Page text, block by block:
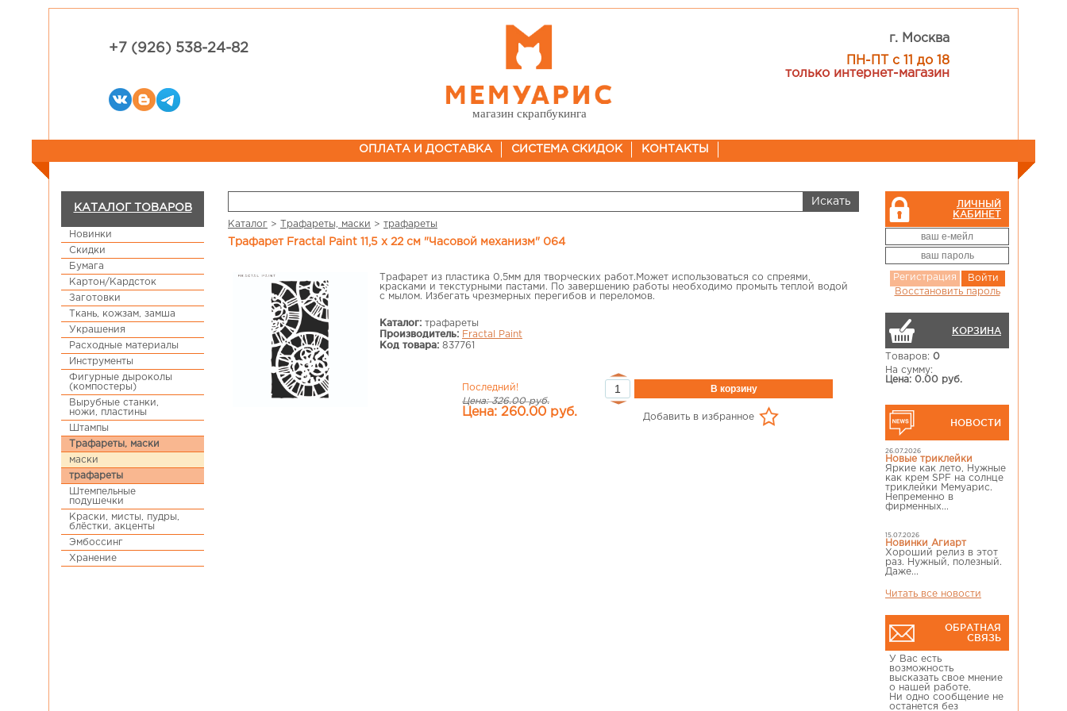
+7 (926) 538-24-82
магазин скрапбукинга
г. Москва
ПН-ПТ с 11 до 18
только интернет-магазин
ОПЛАТА И ДОСТАВКА СИСТЕМА СКИДОК КОНТАКТЫ
КАТАЛОГ ТОВАРОВ
Новинки
Скидки
Бумага
Картон/Кардсток
Заготовки
Ткань, кожзам, замша
Украшения
Расходные материалы
Инструменты
Фигурные дыроколы
(компостеры)
Вырубные станки,
ножи, пластины
Штампы
Трафареты, маски
маски
трафареты
Штемпельные
подушечки
Краски, мисты, пудры,
блёстки, акценты
Эмбоссинг
Хранение
ЛИЧНЫЙ
КАБИНЕТ
Регистрация
Войти
Восстановить пароль
КОРЗИНА
Товаров: 0
На сумму:
Цена: 0.00 руб.
НОВОСТИ
26.07.2026
Новые триклейки
Яркие как лето, Нужные
как крем SPF на солнце
триклейки Мемуарис.
Непременно в
фирменных...
15.07.2026
Новинки Агиарт
Хороший релиз в этот
раз. Нужный, полезный.
Даже...
Читать все новости
ОБРАТНАЯ
СВЯЗЬ
У Вас есть
возможность
высказать свое мнение
о нашей работе.
Ни одно сообщение не
останется без
Каталог > Трафареты, маски > трафареты
Трафарет Fractal Paint 11,5 х 22 см "Часовой механизм" 064
Трафарет из пластика 0,5мм для творческих работ.Может использоваться со спреями,
красками и текстурными пастами. По завершению работы необходимо промыть теплой водой
с мылом. Избегать чрезмерных перегибов и переломов.
Каталог: трафареты
Производитель: Fractal Paint
Код товара: 837761
Последний!
Цена: 326.00 руб.
Цена: 260.00 руб. Добавить в избранное